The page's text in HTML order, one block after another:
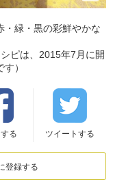
・緑・黒の彩鮮やかな
ピは、2015年7月に開
）
る ツイートする
登録する